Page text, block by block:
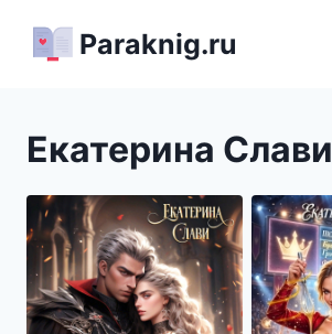
Paraknig.ru
Екатерина Слави